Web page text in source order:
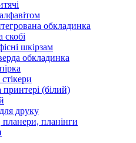
обкладинка
скобі
шкірзам
обкладинка
(білий)
друку
планінги